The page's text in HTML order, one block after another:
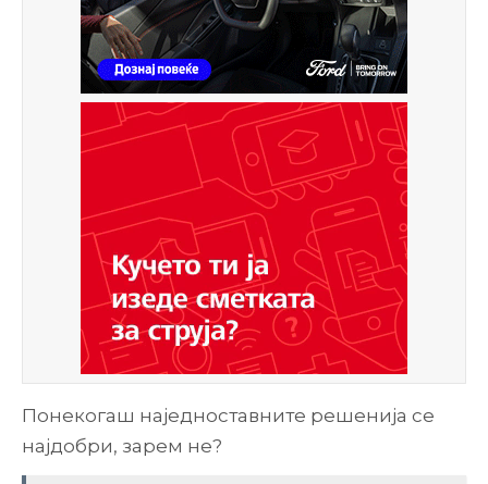
Понекогаш наједноставните решенија се
најдобри, зарем не?